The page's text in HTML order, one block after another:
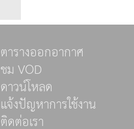
ตารางออกอากาศ
ชม VOD
ดาวน์โหลด
แจ้งปัญหาการใช้งาน
ติดต่อเรา